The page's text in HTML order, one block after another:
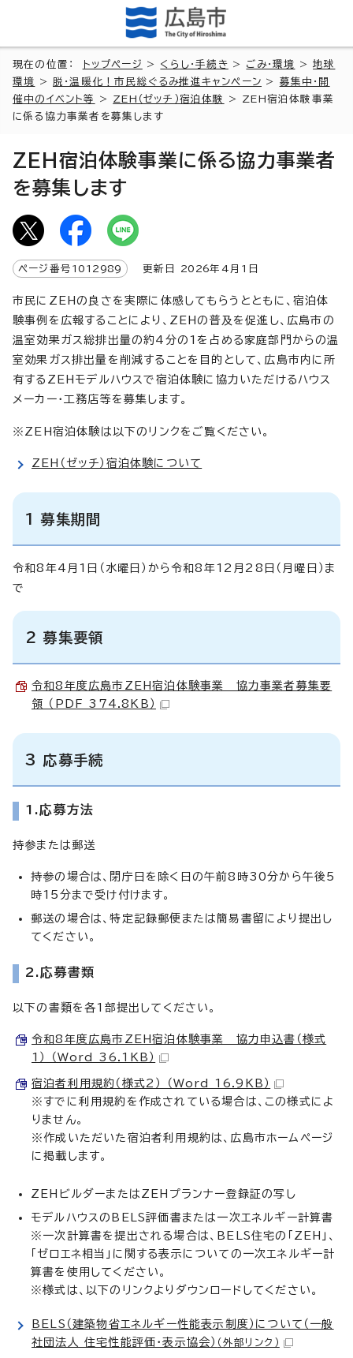
現在の位置： トップページ > くらし・手続き > ごみ・環境 >地球
環境
> 脱・温暖化！市民総ぐるみ推進キャンペーン > 募集中・開
催中のイベント等
> ZEH（ゼッチ）宿泊体験
> ZEH宿泊体験事業
に係る協力事業者を募集します
ZEH宿泊体験事業に係る協力事業者
を募集します
ページ番号 1012989 更新日 2026年4月1日
市民にZEHの良さを実際に体感してもらうとともに、宿泊体
験事例を広報することにより、ZEHの普及を促進し、広島市の
温室効果ガス総排出量の約4分の1を占める家庭部門からの温
室効果ガス排出量を削減することを目的として、広島市内に所
有するZEHモデルハウスで宿泊体験に協力いただけるハウス
メーカー・工務店等を募集します。
※ZEH宿泊体験は以下のリンクをご覧ください。
ZEH（ゼッチ）宿泊体験について
1 募集期間
令和8年4月1日（水曜日）から令和8年12月28日（月曜日）ま
で
2 募集要領
令和8年度広島市ZEH宿泊体験事業 協力事業者募集要
領 （PDF 374.8KB）
3 応募手続
1.応募方法
持参または郵送
持参の場合は、閉庁日を除く日の午前8時30分から午後5
時15分まで受け付けます。
郵送の場合は、特定記録郵便または簡易書留により提出し
てください。
2.応募書類
以下の書類を各1部提出してください。
令和8年度広島市ZEH宿泊体験事業 協力申込書（様式
1） （Word 36.1KB）
宿泊者利用規約（様式2） （Word 16.9KB）
※すでに利用規約を作成されている場合は、この様式によ
りません。
※作成いただいた宿泊者利用規約は、広島市ホームページ
に掲載します。
ZEHビルダーまたはZEHプランナー登録証の写し
モデルハウスのBELS評価書または一次エネルギー計算書
※一次計算書を提出される場合は、BELS住宅の「ZEH」、
「ゼロエネ相当」に関する表示についての一次エネルギー計
算書を使用してください。
※様式は、以下のリンクよりダウンロードしてください。
BELS（建築物省エネルギー性能表示制度）について（一般
社団法人 住宅性能評価・表示協会） （外部リンク）